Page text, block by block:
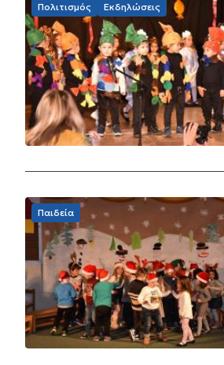
Πολιτισμός Εκδηλώσεις
Παιδεία